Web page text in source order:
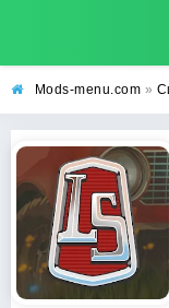
Mods-menu.com »